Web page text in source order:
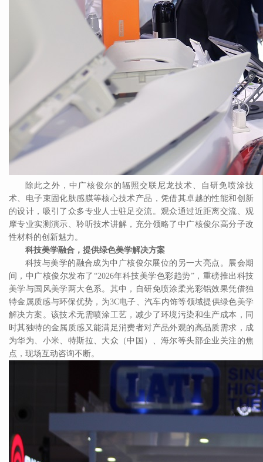
除此之外，中广核俊尔的辐照交联尼龙技术、自研免喷涂技
术、电子束固化肤感膜等核心技术产品，凭借其卓越的性能和创新
的设计，吸引了众多专业人士驻足交流。观众通过近距离交流、观
摩专业实测演示、聆听技术讲解，充分领略了中广核俊尔高分子改
性材料的创新魅力。
科技美学融合，提供绿色美学解决方案
科技与美学的融合成为中广核俊尔展位的另一大亮点。展会期
间，中广核俊尔发布了 “2026年科技美学色彩趋势”，重磅推出科技
美学与国风美学两大色系。其中，自研免喷涂柔光彩铝效果凭借独
特金属质感与环保优势，为3C电子、汽车内饰等领域提供绿色美学
解决方案。该技术无需喷涂工艺，减少了环境污染和生产成本，同
时其独特的金属质感又能满足消费者对产品外观的高品质需求，成
为华为、小米、特斯拉、大众（中国）、海尔等头部企业关注的焦
点，现场互动咨询不断。